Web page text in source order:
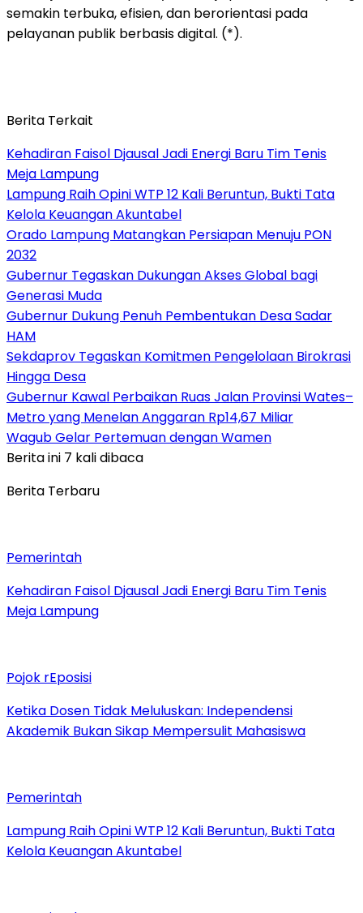
semakin terbuka, efisien, dan berorientasi pada
pelayanan publik berbasis digital. (*).
Berita Terkait
Kehadiran Faisol Djausal Jadi Energi Baru Tim Tenis
Meja Lampung
Lampung Raih Opini WTP 12 Kali Beruntun, Bukti Tata
Kelola Keuangan Akuntabel
Orado Lampung Matangkan Persiapan Menuju PON
2032
Gubernur Tegaskan Dukungan Akses Global bagi
Generasi Muda
Gubernur Dukung Penuh Pembentukan Desa Sadar
HAM
Sekdaprov Tegaskan Komitmen Pengelolaan Birokrasi
Hingga Desa
Gubernur Kawal Perbaikan Ruas Jalan Provinsi Wates–
Metro yang Menelan Anggaran Rp14,67 Miliar
Wagub Gelar Pertemuan dengan Wamen
Berita ini 7 kali dibaca
Berita Terbaru
Pemerintah
Kehadiran Faisol Djausal Jadi Energi Baru Tim Tenis
Meja Lampung
Pojok rEposisi
Ketika Dosen Tidak Meluluskan: Independensi
Akademik Bukan Sikap Mempersulit Mahasiswa
Pemerintah
Lampung Raih Opini WTP 12 Kali Beruntun, Bukti Tata
Kelola Keuangan Akuntabel